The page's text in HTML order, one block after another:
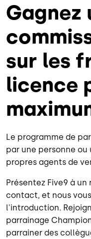
Gagnez
sur les
licence
Le programme de
par une personne
propres agents de
Présentez Five9 à
contact, et nous
l'introduction.
parrainage
parrainer des